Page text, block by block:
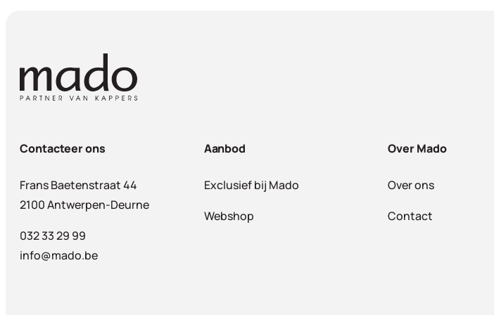
Contacteer ons
Frans Baetenstraat 44
2100 Antwerpen-Deurne
032 33 29 99
info@mado.be
Aanbod
Exclusief bij Mado
Webshop
Over Mado
Over ons
Contact